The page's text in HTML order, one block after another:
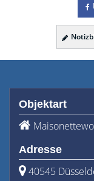
Objektart
Adresse
40545